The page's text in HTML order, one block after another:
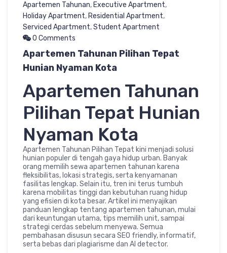
Apartemen Tahunan, Executive Apartment,
Holiday Apartment, Residential Apartment,
Serviced Apartment,Student Apartment
0 Comments
Apartemen Tahunan Pilihan Tepat
Hunian Nyaman Kota
Apartemen Tahunan
Pilihan Tepat Hunian
Nyaman Kota
Apartemen Tahunan Pilihan Tepat kini menjadi solusi
hunian populer di tengah gaya hidup urban. Banyak
orang memilih sewa apartemen tahunan karena
fleksibilitas, lokasi strategis, serta kenyamanan
fasilitas lengkap. Selain itu, tren ini terus tumbuh
karena mobilitas tinggi dan kebutuhan ruang hidup
yang efisien di kota besar. Artikel ini menyajikan
panduan lengkap tentang apartemen tahunan, mulai
dari keuntungan utama, tips memilih unit, sampai
strategi cerdas sebelum menyewa. Semua
pembahasan disusun secara SEO friendly, informatif,
serta bebas dari plagiarisme dan AI detector.